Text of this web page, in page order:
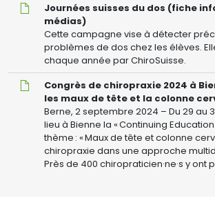
Journées
suisses
(fiche
info
pour
médias)
Journées suisses du dos (fiche
médias)
Cette campagne vise à détecter
problèmes de dos chez les élèves.
chaque année par ChiroSuisse.
Congrès
chiropraxie
Bienne
Congrès de chiropraxie 2024 à
les maux de tête et la colonne
Berne, 2 septembre 2024 – Du 29 au
lieu à Bienne la « Continuing
thème : « Maux de tête et colonne
chiropraxie dans une approche
Près de 400 chiropraticien·ne·s y ont